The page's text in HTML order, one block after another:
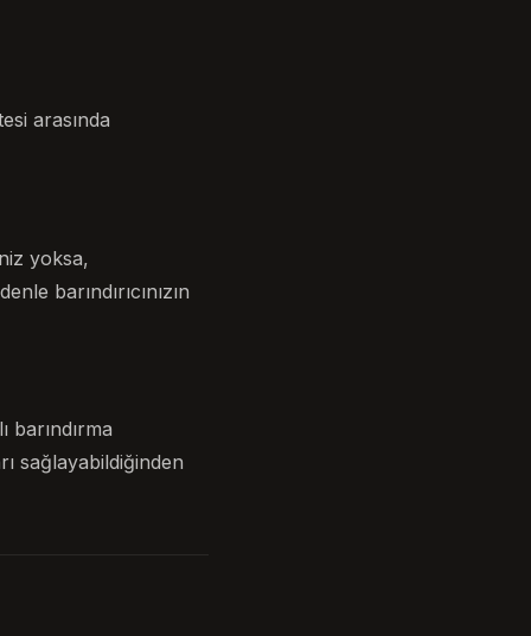
arasında
yoksa,
barındırıcınızın
barındırma
sağlayabildiğinden